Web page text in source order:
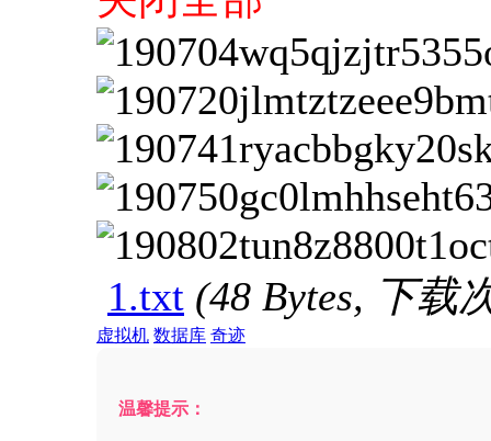
1.txt (48 Bytes, 下载
虚拟机 数据库 奇迹
温馨提示：